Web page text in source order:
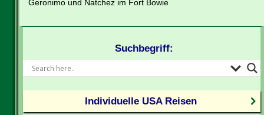
Geronimo und Natchez im Fort Bowie
Suchbegriff:
Individuelle USA Reisen